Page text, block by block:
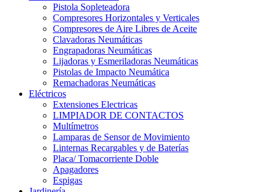
Pistola Sopleteadora
Compresores Horizontales y Verticales
Compresores de Aire Libres de Aceite
Clavadoras Neumáticas
Engrapadoras Neumáticas
Lijadoras y Esmeriladoras Neumáticas
Pistolas de Impacto Neumática
Remachadoras Neumáticas
Eléctricos
Extensiones Electricas
LIMPIADOR DE CONTACTOS
Multímetros
Lamparas de Sensor de Movimiento
Linternas Recargables y de Baterías
Placa/ Tomacorriente Doble
Apagadores
Espigas